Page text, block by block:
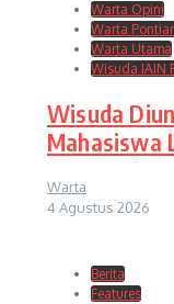
Warta Opini
Warta
Warta Utama
Wisuda IAIN
Wisuda
Mahasiswa
Warta
4 Agustus 2026
Berita
Features